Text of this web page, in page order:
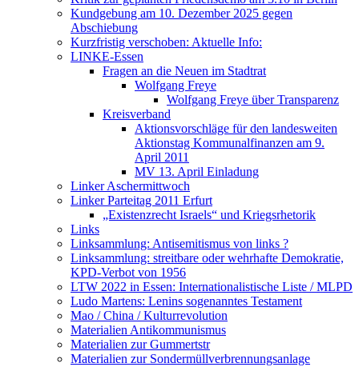
Kundgebung am 10. Dezember 2025 gegen
Abschiebung
Kurzfristig verschoben: Aktuelle Info:
LINKE-Essen
Fragen an die Neuen im Stadtrat
Wolfgang Freye
Wolfgang Freye über Transparenz
Kreisverband
Aktionsvorschläge für den landesweiten
Aktionstag Kommunalfinanzen am 9.
April 2011
MV 13. April Einladung
Linker Aschermittwoch
Linker Parteitag 2011 Erfurt
„Existenzrecht Israels“ und Kriegsrhetorik
Links
Linksammlung: Antisemitismus von links ?
Linksammlung: streitbare oder wehrhafte Demokratie,
KPD-Verbot von 1956
LTW 2022 in Essen: Internationalistische Liste / MLPD
Ludo Martens: Lenins sogenanntes Testament
Mao / China / Kulturrevolution
Materialien Antikommunismus
Materialien zur Gummertstr
Materialien zur Sondermüllverbrennungsanlage